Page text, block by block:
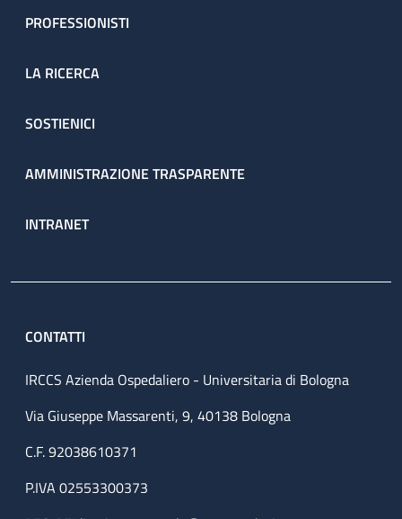
PROFESSIONISTI
LA RICERCA
SOSTIENICI
AMMINISTRAZIONE TRASPARENTE
INTRANET
CONTATTI
IRCCS Azienda Ospedaliero - Universitaria di Bologna
Via Giuseppe Massarenti, 9, 40138 Bologna
C.F. 92038610371
P.IVA 02553300373